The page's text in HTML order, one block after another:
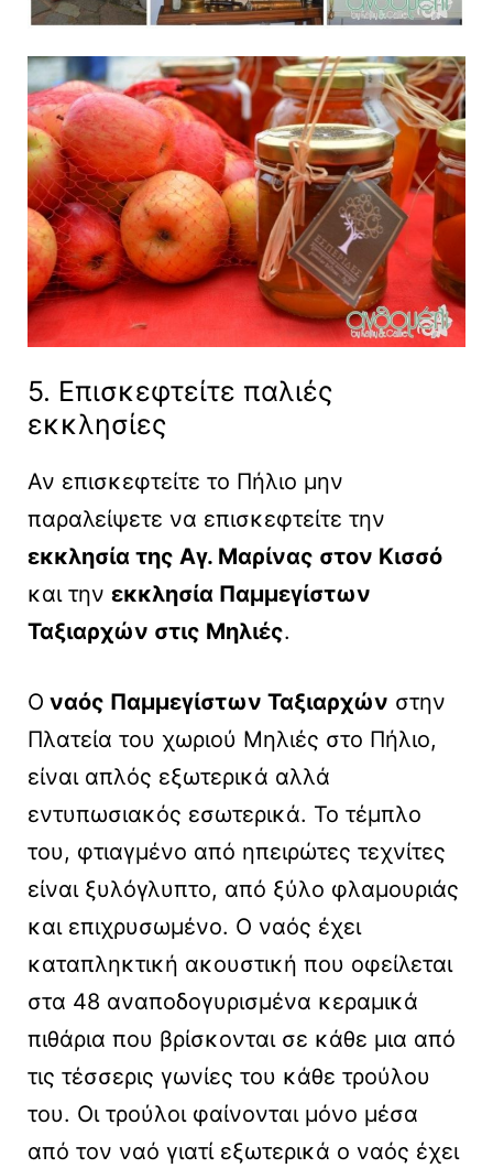
5. Επισκεφτείτε παλιές
εκκλησίες
Αν επισκεφτείτε το Πήλιο μην
παραλείψετε να επισκεφτείτε την
εκκλησία της Αγ. Μαρίνας στον Κισσό
και την εκκλησία Παμμεγίστων
Ταξιαρχών στις Μηλιές.
Ο ναός Παμμεγίστων Ταξιαρχών στην
Πλατεία του χωριού Μηλιές στο Πήλιο,
είναι απλός εξωτερικά αλλά
εντυπωσιακός εσωτερικά. Το τέμπλο
του, φτιαγμένο από ηπειρώτες τεχνίτες
είναι ξυλόγλυπτο, από ξύλο φλαμουριάς
και επιχρυσωμένο. Ο ναός έχει
καταπληκτική ακουστική που οφείλεται
στα 48 αναποδογυρισμένα κεραμικά
πιθάρια που βρίσκονται σε κάθε μια από
τις τέσσερις γωνίες του κάθε τρούλου
του. Οι τρούλοι φαίνονται μόνο μέσα
από τον ναό γιατί εξωτερικά ο ναός έχει